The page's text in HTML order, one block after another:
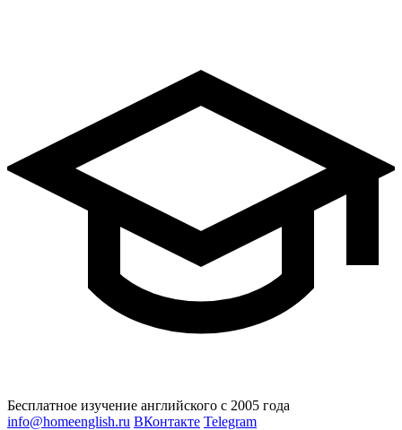
Бесплатное изучение английского с 2005 года
info@homeenglish.ru ВКонтакте Telegram